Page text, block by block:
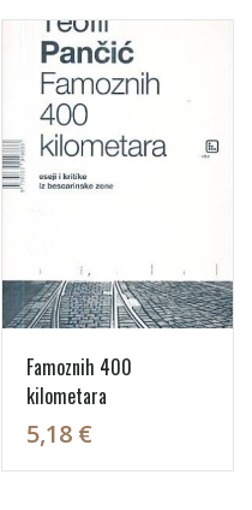
Famoznih 400
kilometara
5,18 €